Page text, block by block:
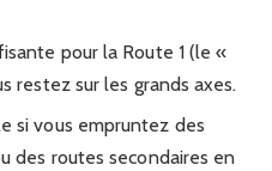
pour la Route 1 (le «
restez sur les grands axes.
si vous empruntez des
des routes secondaires en